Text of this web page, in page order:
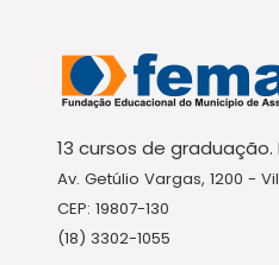
13 cursos de graduação.
Av. Getúlio Vargas, 1200 -
CEP: 19807-130
(18) 3302-1055